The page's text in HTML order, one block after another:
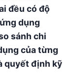
đều có độ
dụng
sánh chi
của từng
quyết định kỹ